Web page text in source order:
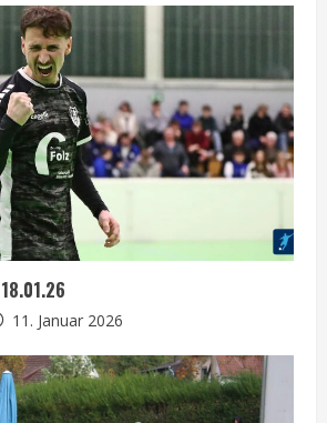
11. Januar 2026